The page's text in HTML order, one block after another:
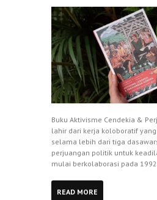
Buku Aktivisme Cendekia &
lahir dari kerja koloboratif
selama lebih dari tiga
perjuangan politik untuk
mulai berkolaborasi pada 1992
READ MORE